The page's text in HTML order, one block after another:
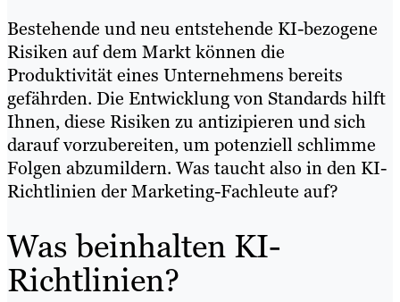
Bestehende und neu entstehende KI-bezogene
Risiken auf dem Markt können die
Produktivität eines Unternehmens bereits
gefährden. Die Entwicklung von Standards hilft
Ihnen, diese Risiken zu antizipieren und sich
darauf vorzubereiten, um potenziell schlimme
Folgen abzumildern. Was taucht also in den KI-
Richtlinien der Marketing-Fachleute auf?
Was beinhalten KI-
Richtlinien?